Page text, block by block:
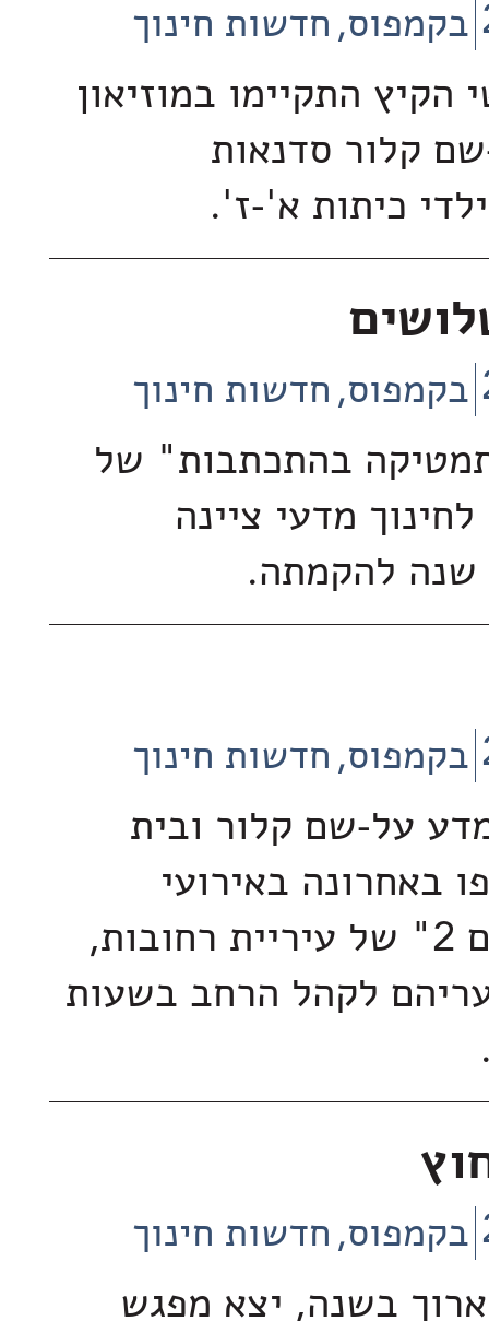
בקמפוס חדשות חינוך
הקיץ התקיימו במוזיאון
קלור סדנאות
כיתות א'-ז'.
בקמפוס חדשות חינוך
בהתכתבות" של
לחינוך מדעי ציינה
בקמפוס חדשות חינוך
על-שם קלור ובית
באחרונה באירועי
"לילות לבנים 2" של עיריית רחובות,
לקהל הרחב בשעות
בקמפוס חדשות חינוך
בשנה, יצא מפגש